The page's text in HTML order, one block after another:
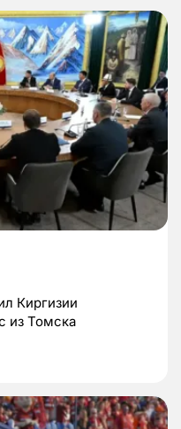
Киргизии
из Томска